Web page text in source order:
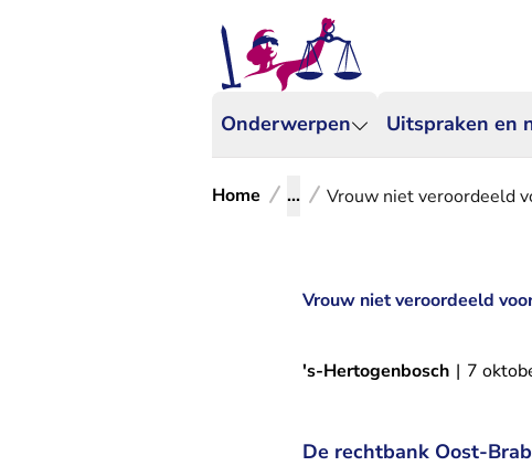
Onderwerpen Uitspraken en
Home ... Vrouw niet veroordeeld
Vrouw niet veroordeeld
's-Hertogenbosch | 7
De rechtbank Oost-